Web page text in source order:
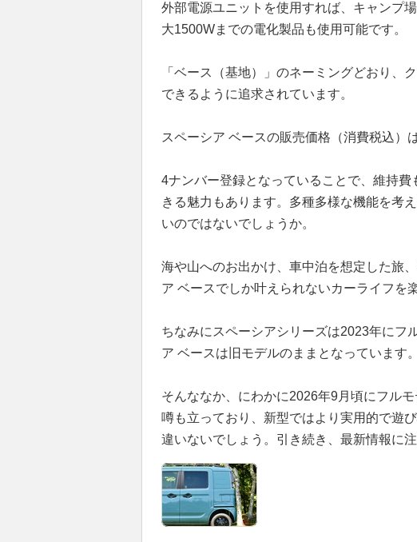
外部電源ユニットを使用すれば、キャンプ
大1500Wまでの電化製品も使用可能です。
「ベース（基地）」のネーミングどおり、
できるように追求されています。
スペーシア ベースの販売価格（消費税込）
4ナンバー登録となっていることで、維持
きる魅力もあります。多種多様な機能を考
いのではないでしょうか。
海や山へのお出かけ、車中泊を想定した旅
ア ベースでしか叶えられないカーライフを
ちなみにスペーシアシリーズは2023年にフ
ア ベースは旧モデルのままとなっています。
そんななか、にわかに2026年9月頃にフル
噂も立っており、新型ではより実用的で遊
違いないでしょう。引き続き、最新情報に